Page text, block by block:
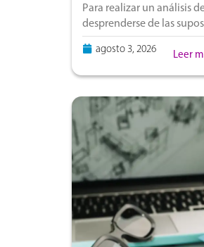
Para realizar un análisis
desprenderse de las
peruano. En nuestra
agosto 3, 2026 Leer